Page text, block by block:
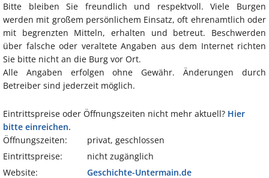
Bitte bleiben Sie freundlich und respektvoll. Viele Burgen
werden mit großem persönlichem Einsatz, oft ehrenamtlich oder
mit begrenzten Mitteln, erhalten und betreut. Beschwerden
über falsche oder veraltete Angaben aus dem Internet richten
Sie bitte nicht an die Burg vor Ort.
Alle Angaben erfolgen ohne Gewähr. Änderungen durch
Betreiber sind jederzeit möglich.
Eintrittspreise oder Öffnungszeiten nicht mehr aktuell? Hier
bitte einreichen.
Öffnungszeiten:
privat, geschlossen
Eintrittspreise:
nicht zugänglich
Website:
Geschichte-Untermain.de